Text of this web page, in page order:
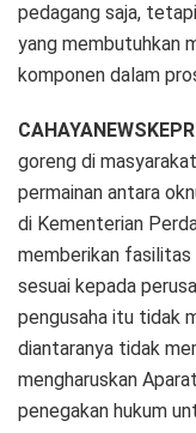
pedagang saja,
yang membutuhkan
komponen dalam
goreng di
permainan antara
di Kementerian
memberikan
sesuai kepada
pengusaha itu tidak
diantaranya tidak
mengharuskan
penegakan hukum